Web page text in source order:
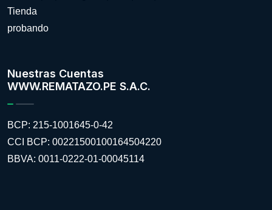
Tienda
probando
Nuestras Cuentas
WWW.REMATAZO.PE S.A.C.
BCP: 215-1001645-0-42
CCI BCP: 00221500100164504220
BBVA: 0011-0222-01-00045114